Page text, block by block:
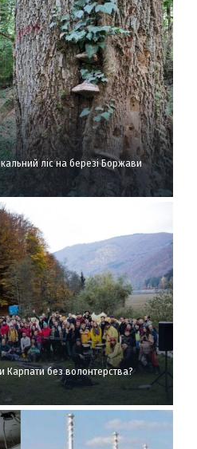
ліс на березі Боржави
Карпати без волонтерства?